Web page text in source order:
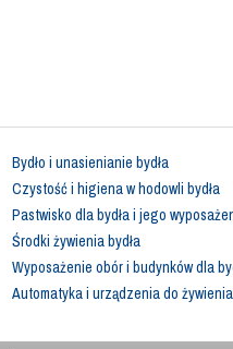
Bydło i unasienianie bydła
Czystość i higiena w hodowli bydła
Pastwisko dla bydła i jego
Środki żywienia bydła
Wyposażenie obór i budynków dla
Automatyka i urządzenia do